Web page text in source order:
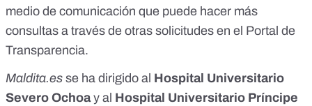
medio de comunicación que puede hacer más
consultas a través de otras solicitudes en el Portal de
Transparencia.
Maldita.es se ha dirigido al Hospital Universitario
Severo Ochoay al Hospital Universitario Príncipe